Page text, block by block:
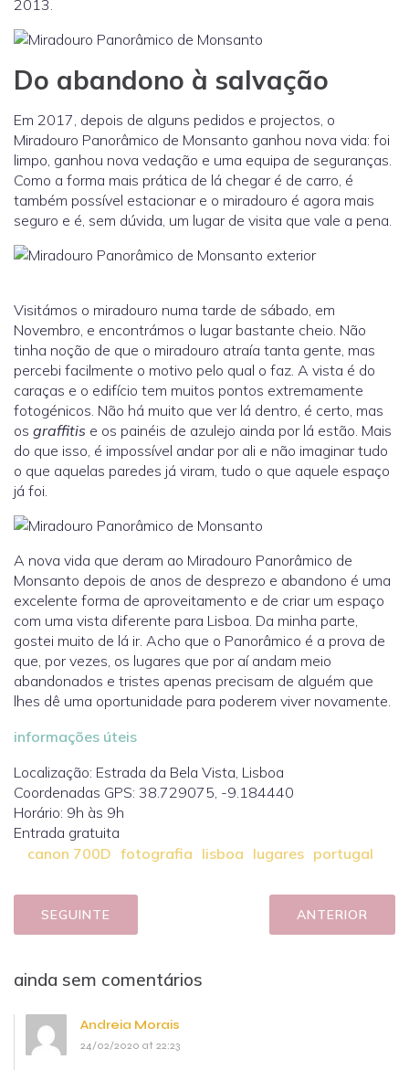
2013.
Do abandono à salvação
Em 2017, depois de alguns pedidos e projectos, o
Miradouro Panorâmico de Monsanto ganhou nova vida: foi
limpo, ganhou nova vedação e uma equipa de seguranças.
Como a forma mais prática de lá chegar é de carro, é
também possível estacionar e o miradouro é agora mais
seguro e é, sem dúvida, um lugar de visita que vale a pena.
Visitámos o miradouro numa tarde de sábado, em
Novembro, e encontrámos o lugar bastante cheio. Não
tinha noção de que o miradouro atraía tanta gente, mas
percebi facilmente o motivo pelo qual o faz. A vista é do
caraças e o edifício tem muitos pontos extremamente
fotogénicos. Não há muito que ver lá dentro, é certo, mas
os graffitis e os painéis de azulejo ainda por lá estão. Mais
do que isso, é impossível andar por ali e não imaginar tudo
o que aquelas paredes já viram, tudo o que aquele espaço
já foi.
A nova vida que deram ao Miradouro Panorâmico de
Monsanto depois de anos de desprezo e abandono é uma
excelente forma de aproveitamento e de criar um espaço
com uma vista diferente para Lisboa. Da minha parte,
gostei muito de lá ir. Acho que o Panorâmico é a prova de
que, por vezes, os lugares que por aí andam meio
abandonados e tristes apenas precisam de alguém que
lhes dê uma oportunidade para poderem viver novamente.
informações úteis
Localização: Estrada da Bela Vista, Lisboa
Coordenadas GPS: 38.729075, -9.184440
Horário: 9h às 9h
Entrada gratuita
canon 700D fotografia lisboa lugares portugal
SEGUINTE ANTERIOR
ainda sem comentários
Andreia Morais
24/02/2020 at 22:23